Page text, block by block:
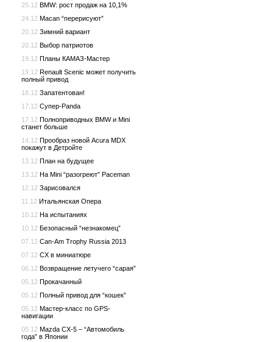
25.12 BMW: рост продаж на 10,1%
24.12 Macan “перерисуют”
20.12 Зимний вариант
20.12 Выбор патриотов
19.12 Планы КАМАЗ-Мастер
19.12 Renault Scenic может получить
полный привод
18.12 Запатентован!
17.12 Супер-Panda
17.12 Полноприводных BMW и Mini
станет больше
14.12 Прообраз новой Acura MDX
покажут в Детройте
13.12 План на будущее
13.12 На Mini “разогреют” Paceman
12.12 Зарисовался
11.12 Итальянская Опера
10.12 На испытаниях
10.12 Безопасный “незнакомец”
07.12 Can-Am Trophy Russia 2013
07.12 CX в миниатюре
06.12 Возвращение летучего “сарая”
05.12 Прокачанный
05.12 Полный привод для “кошек”
05.12 Мастер-класс по GPS-
навигации
05.12 Mazda CX-5 – “Автомобиль
года” в Японии